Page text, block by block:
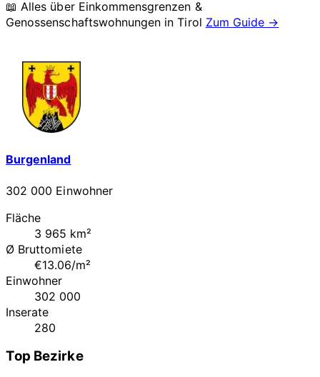
📖 Alles über Einkommensgrenzen &
Genossenschaftswohnungen inTirol Zum Guide →
Burgenland
302 000 Einwohner
Fläche
3 965 km²
Ø Bruttomiete
€13.06/m²
Einwohner
302 000
Inserate
280
Top Bezirke